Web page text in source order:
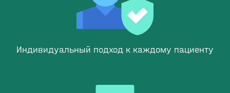
Индивидуальный подход к каждому пациенту